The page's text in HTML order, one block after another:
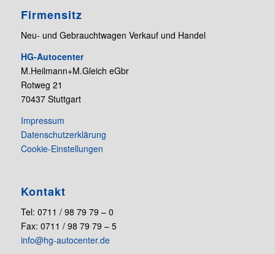
Firmensitz
Neu- und Gebrauchtwagen Verkauf und Handel
HG-Autocenter
M.Heilmann+M.Gleich eGbr
Rotweg 21
70437 Stuttgart
Impressum
Datenschutzerklärung
Cookie-Einstellungen
Kontakt
Tel: 0711 / 98 79 79 – 0
Fax: 0711 / 98 79 79 – 5
info@hg-autocenter.de